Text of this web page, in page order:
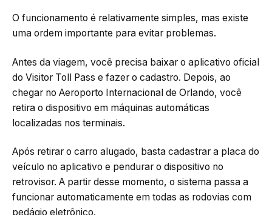
O funcionamento é relativamente simples, mas existe
uma ordem importante para evitar problemas.
Antes da viagem, você precisa baixar o aplicativo oficial
do Visitor Toll Pass e fazer o cadastro. Depois, ao
chegar no Aeroporto Internacional de Orlando, você
retira o dispositivo em máquinas automáticas
localizadas nos terminais.
Após retirar o carro alugado, basta cadastrar a placa do
veículo no aplicativo e pendurar o dispositivo no
retrovisor. A partir desse momento, o sistema passa a
funcionar automaticamente em todas as rodovias com
pedágio eletrônico.